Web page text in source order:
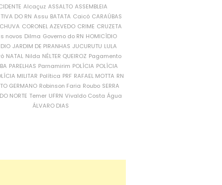
Alcaçuz ASSALTO ASSEMBLEIA
DO RN Assu BATATA Caicó CARAÚBAS
CORONEL AZEVEDO CRIME CRUZETA
novos Dilma Governo do RN HOMICÍDIO
JARDIM DE PIRANHAS JUCURUTU LULA
NATAL Nilda NÉLTER QUEIROZ Pagamento
PARELHAS Parnamirim POLÍCIA POLÍCIA
MILITAR Política PRF RAFAEL MOTTA RN
GERMANO Robinson Faria Roubo SERRA
NORTE Temer UFRN Vivaldo Costa Água
ÁLVARO DIAS